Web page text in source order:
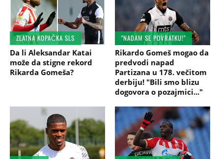
ZLATNA KOPAČKA SLS
Da li Aleksandar Katai
može da stigne rekord
Rikarda Gomeša?
"NADAM SE POVRATKU!"
Rikardo Gomeš mogao da
predvodi napad
Partizana u 178. večitom
derbiju! "Bili smo blizu
dogovora o pozajmici..."